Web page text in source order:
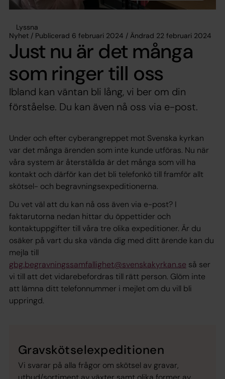
Lyssna
Nyhet / Publicerad 6 februari 2024 / Ändrad 22 februari 2024
Just nu är det många
som ringer till oss
Ibland kan väntan bli lång, vi ber om din
förståelse. Du kan även nå oss via e-post.
Under och efter cyberangreppet mot Svenska kyrkan
var det många ärenden som inte kunde utföras. Nu när
våra system är återställda är det många som vill ha
kontakt och därför kan det bli telefonkö till framför allt
skötsel- och begravningsexpeditionerna.
Du vet väl att du kan nå oss även via e-post? I
faktarutorna nedan hittar du öppettider och
kontaktuppgifter till våra tre olika expeditioner. Är du
osäker på vart du ska vända dig med ditt ärende kan du
mejla till
gbg.begravningssamfallighet@svenskakyrkan.se så ser
vi till att det vidarebefordras till rätt person. Glöm inte
att lämna ditt telefonnummer i mejlet om du vill bli
uppringd.
Gravskötselexpeditionen
Vi svarar på alla frågor om skötsel av gravar,